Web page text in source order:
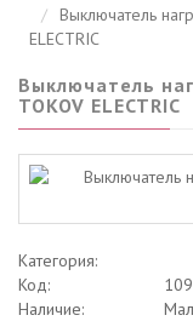
Выключатель
ELECTRIC
Выключатель
TOKOV ELECTRIC
Категория:
Код:
Наличие: